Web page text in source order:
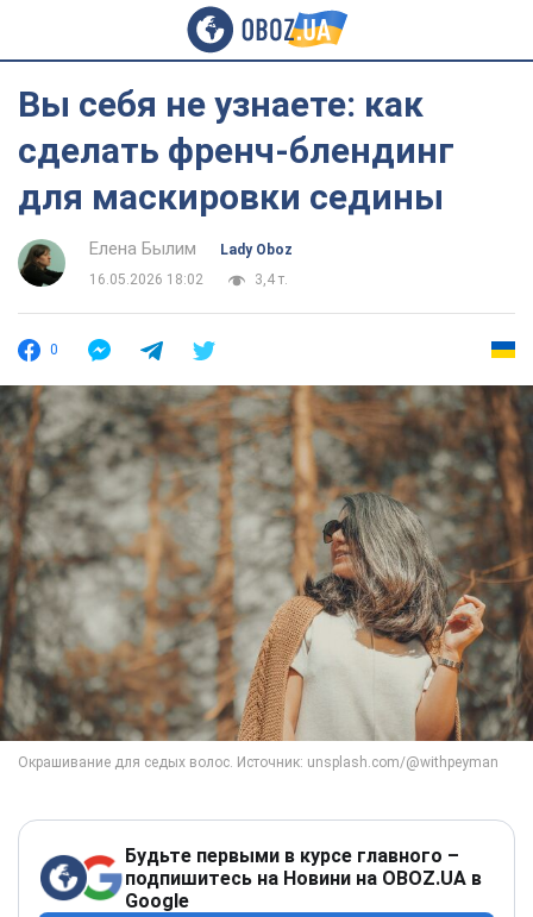
Вы себя не узнаете: как
сделать френч-блендинг
для маскировки седины
Елена Былим
Lady Oboz
16.05.2026 18:02
3,4 т.
0
Будьте первыми в курсе главного –
подпишитесь на Новини на OBOZ.UA в
Google